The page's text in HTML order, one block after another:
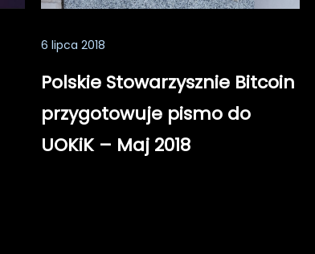
6 lipca 2018
Polskie Stowarzysznie Bitcoin
przygotowuje pismo do
UOKiK – Maj 2018